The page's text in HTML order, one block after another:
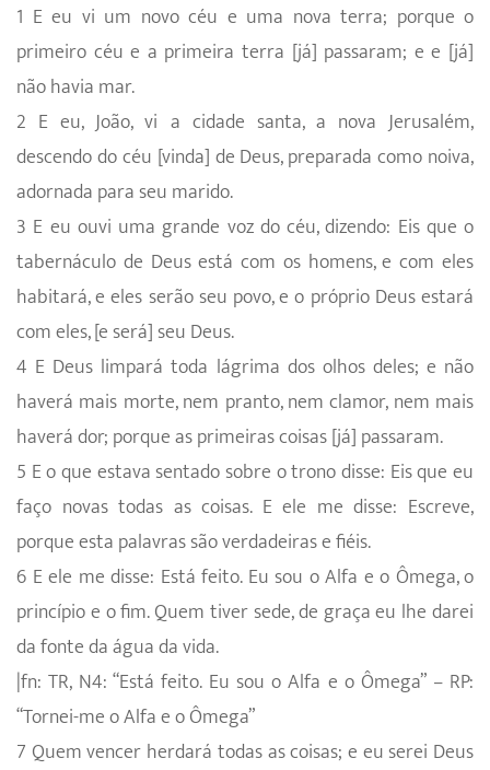
1 E eu vi um novo céu e uma nova terra; porque o
primeiro céu e a primeira terra [já] passaram; e e [já]
não havia mar.
2 E eu, João, vi a cidade santa, a nova Jerusalém,
descendo do céu [vinda] de Deus, preparada como noiva,
adornada para seu marido.
3 E eu ouvi uma grande voz do céu, dizendo: Eis que o
tabernáculo de Deus está com os homens, e com eles
habitará, e eles serão seu povo, e o próprio Deus estará
com eles, [e será] seu Deus.
4 E Deus limpará toda lágrima dos olhos deles; e não
haverá mais morte, nem pranto, nem clamor, nem mais
haverá dor; porque as primeiras coisas [já] passaram.
5 E o que estava sentado sobre o trono disse: Eis que eu
faço novas todas as coisas. E ele me disse: Escreve,
porque esta palavras são verdadeiras e fiéis.
6 E ele me disse: Está feito. Eu sou o Alfa e o Ômega, o
princípio e o fim. Quem tiver sede, de graça eu lhe darei
da fonte da água da vida.
|fn: TR, N4: “Está feito. Eu sou o Alfa e o Ômega” – RP:
“Tornei-me o Alfa e o Ômega”
7 Quem vencer herdará todas as coisas; e eu serei Deus